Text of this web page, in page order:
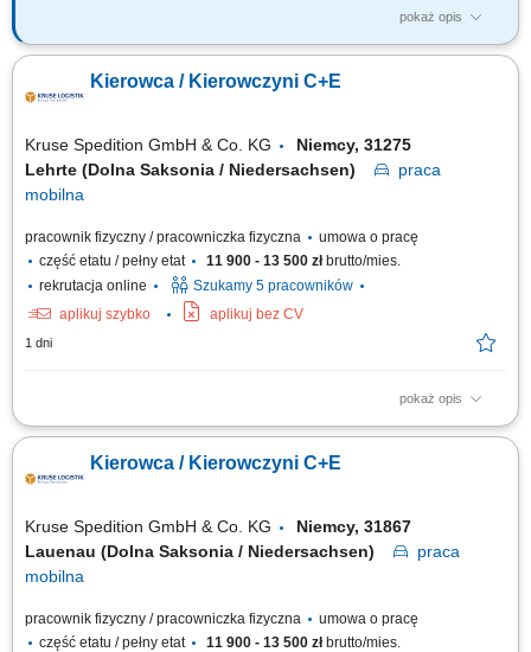
pokaż opis
Twoje obowiązki Przeprowadzanie załadunku i rozładunku;
(silos/cysterna) Utrzymanie pojazdu wewnątrz i na zewnątrz;
Kierowca / Kierowczyni C+E
Kruse Spedition GmbH & Co. KG
Niemcy, 31275
Lehrte (Dolna Saksonia / Niedersachsen)
praca
mobilna
pracownik fizyczny / pracowniczka fizyczna
umowa o pracę
część etatu / pełny etat
11 900 - 13 500 złbrutto/mies.
rekrutacja online
Szukamy 5 pracowników
aplikuj szybko
aplikuj bez CV
1 dni
pokaż opis
Zadania Realizowanie przewozów dystrybucyjnych artykułów
naczepami lub przyczepami w wybranym trybie pracy: rotacyjnym 2:1
bądź w pełnym wymiarze godzin. Prowadzenie zestawów drogowych typu
Kierowca / Kierowczyni C+E
Kruse Spedition GmbH & Co. KG
Niemcy, 31867
Lauenau (Dolna Saksonia / Niedersachsen)
praca
mobilna
pracownik fizyczny / pracowniczka fizyczna
umowa o pracę
część etatu / pełny etat
11 900 - 13 500 złbrutto/mies.